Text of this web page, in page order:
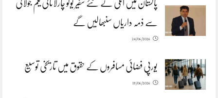
پاکستان میں اٹلی کے نئے سفیر یوگو چارلاتانی یکم جولائی
سے ذمہ داریاں سنبھالیں گے
24/06/2026
یورپی فضائی مسافروں کے حقوق میں تاریخی توسیع
19/06/2026